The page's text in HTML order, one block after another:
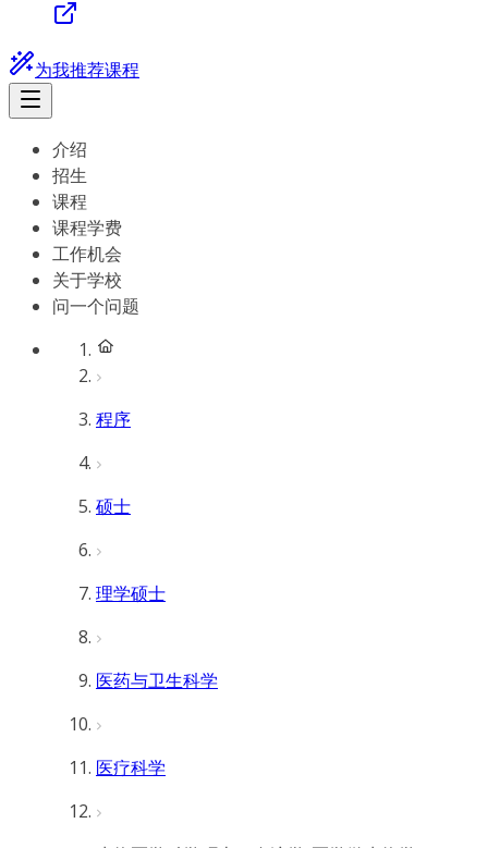
为我推荐课程
介绍
招生
课程
课程学费
工作机会
关于学校
问一个问题
程序
硕士
理学硕士
医药与卫生科学
医疗科学